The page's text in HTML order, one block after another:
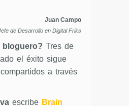
Juan Campo
de Desarrollo en Digital Friks
bloguero? Tres de
el éxito sigue
a través
escribe Brain